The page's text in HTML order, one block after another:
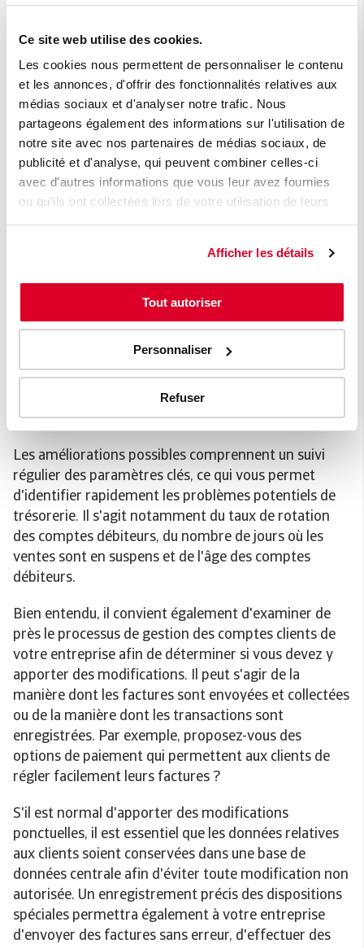
Ce site web utilise des cookies.
Les cookies nous permettent de personnaliser le contenu
et les annonces, d'offrir des fonctionnalités relatives aux
médias sociaux et d'analyser notre trafic. Nous
partageons également des informations sur l'utilisation de
notre site avec nos partenaires de médias sociaux, de
publicité et d'analyse, qui peuvent combiner celles-ci
avec d'autres informations que vous leur avez fournies
ou qu'ils ont collectées lors de votre utilisation de leurs
Afficher les détails
Tout autoriser
Personnaliser
Refuser
intérêts et des frais de retard - en échange de
paiements plus rapides. Pour les clients qui ont de
graves problèmes de trésorerie et qui ne peuvent pas
payer l'intégralité de leur facture, envisagez de
mettre au point un plan pour recevoir un paiement
partiel à court terme. Cette solution est préférable à
l'annulation de la totalité de la dette.
Étape 3 - Rationalisez votre processus
débiteur
Dans des circonstances
petites lacunes dans votre
processus de traitement des
problème, mais dans le climat
actuel, il est important de mettre
en place un système efficace et
rigoureux.
Les améliorations possibles comprennent un suivi
régulier des paramètres clés, ce qui vous permet
d'identifier rapidement les problèmes potentiels de
trésorerie. Il s'agit notamment du taux de rotation
des comptes débiteurs, du nombre de jours où les
ventes sont en suspens et de l'âge des comptes
débiteurs.
Bien entendu, il convient également d'examiner de
près le processus de gestion des comptes clients de
votre entreprise afin de déterminer si vous devez y
apporter des modifications. Il peut s'agir de la
manière dont les factures sont envoyées et collectées
ou de la manière dont les transactions sont
enregistrées. Par exemple, proposez-vous des
options de paiement qui permettent aux clients de
régler facilement leurs factures ?
S'il est normal d'apporter des modifications
ponctuelles, il est essentiel que les données relatives
aux clients soient conservées dans une base de
données centrale afin d'éviter toute modification non
autorisée. Un enregistrement précis des dispositions
spéciales permettra également à votre entreprise
d'envoyer des factures sans erreur, d'effectuer des